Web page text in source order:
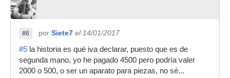
#6 por Siete7 el 14/01/2017
#5 la historia es qué iva declarar, puesto que es de
segunda mano, yo he pagado 4500 pero podría valer
2000 o 500, o ser un aparato para piezas, no sé...